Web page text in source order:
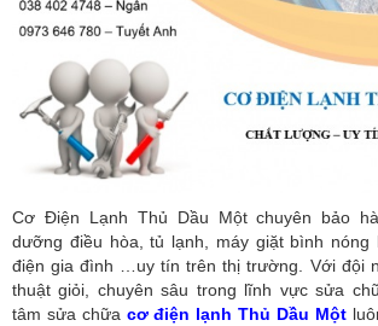
Cơ Điện Lạnh Thủ Dầu Một chuyên bảo
dưỡng điều hòa, tủ lạnh, máy giặt bình nóng
điện gia đình …uy tín trên thị trường. Với đội
thuật giỏi, chuyên sâu trong lĩnh vực sửa
tâm sửa chữa cơ điện lạnh Thủ Dầu Một